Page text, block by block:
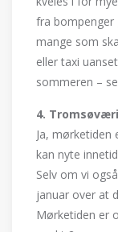
fra
mange som
eller taxi
sommeren –
4.
Ja, mørketiden
kan nyte
Selv om vi
januar over at
Mørketiden er